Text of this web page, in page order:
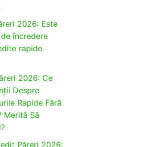
2026: Este
încredere
rapide
2026: Ce
Despre
Rapide Fără
Merită Să
Păreri 2026: